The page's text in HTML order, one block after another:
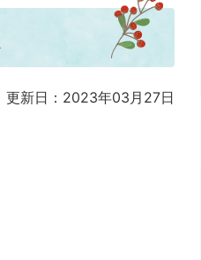
更新日：2023年03月27日